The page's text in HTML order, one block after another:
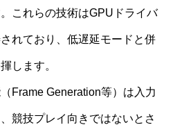
これらの技術はGPUドライバ
れており、低遅延モードと併
します。
Frame Generation等）は入力
競技プレイ向きではないとさ